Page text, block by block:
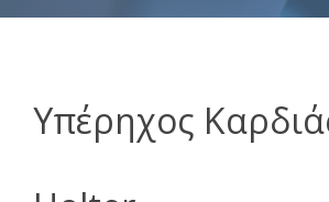
Υπέρηχος